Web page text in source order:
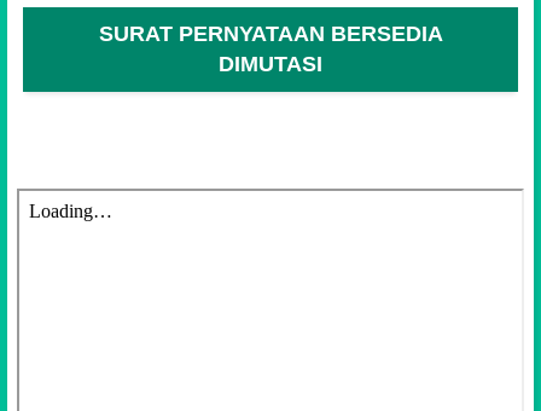
SURAT PERNYATAAN BERSEDIA
DIMUTASI